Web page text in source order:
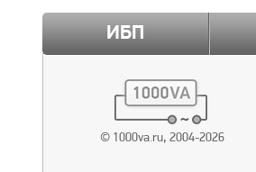
ИБП
© 1000va.ru, 2004-2026